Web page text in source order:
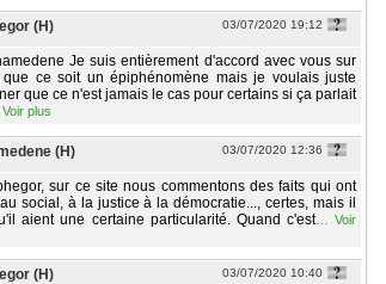
(H) 03/07/2020 19:12
Je suis entièrement d'accord avec vous sur
que ce soit un épiphénomène mais je voulais juste
que ce n'est jamais le cas pour certains si ça parlait
Voir plus
(H) 03/07/2020 12:36
sur ce site nous commentons des faits qui ont
social, à la justice à la démocratie..., certes, mais il
aient une certaine particularité. Quand c'est… Voir
(H) 03/07/2020 10:40